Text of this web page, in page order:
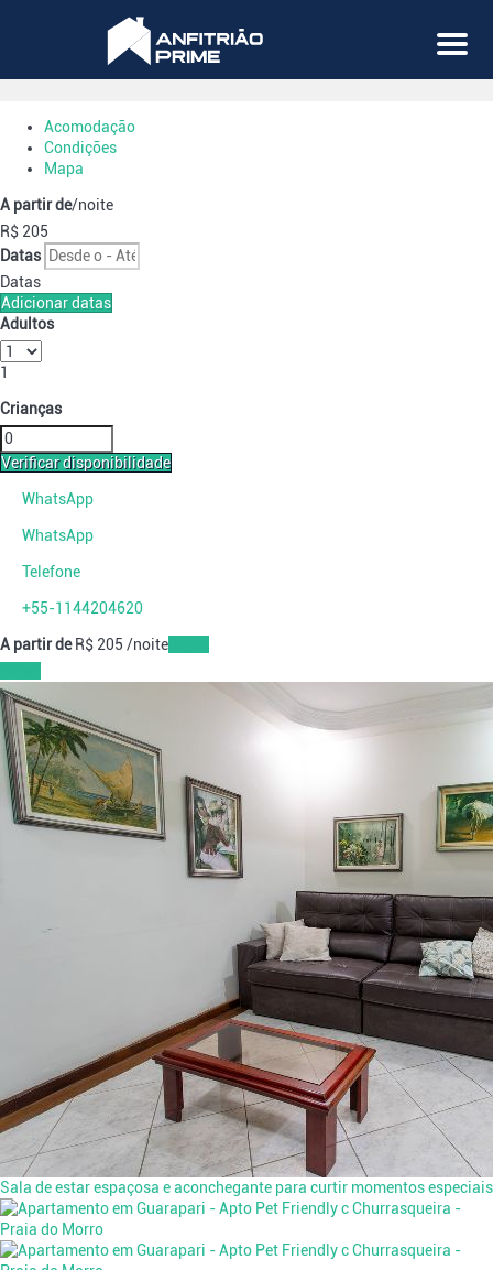
Menu
Acomodação
Condições
Mapa
A partir de/noite
R$ 205
Datas
Datas
Adicionar datas
Adultos
1
Crianças
Verificar disponibilidade
WhatsApp
WhatsApp
Telefone
+55-1144204620
A partir deR$ 205 /noite
Sala de estar espaçosa e aconchegante para curtir momentos especiais